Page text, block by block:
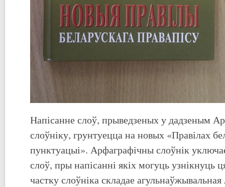
Напісанне слоў, прыведзеных у дадзеным
слоўніку, грунтуецца на новых «Правілах
пунктуацыі». Арфаграфічны слоўнік
слоў, пры напісанні якіх могуць узнікнуць
частку слоўніка складае агульнаўжывальная